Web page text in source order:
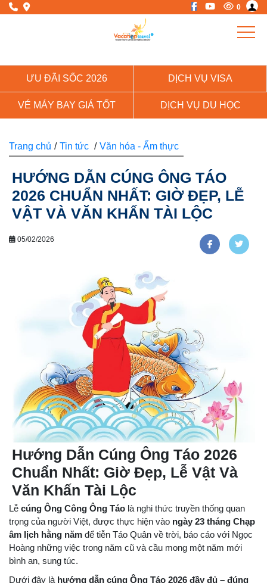
0
ƯU ĐÃI SỐC 2026 DỊCH VỤ VISA
VÉ MÁY BAY GIÁ TỐT DỊCH VỤ DU HỌC
Trang chủ / Tin tức / Văn hóa - Ẩm thực
HƯỚNG DẪN CÚNG ÔNG TÁO
2026 CHUẨN NHẤT: GIỜ ĐẸP, LỄ
VẬT VÀ VĂN KHẤN TÀI LỘC
05/02/2026
Hướng Dẫn Cúng Ông Táo 2026
Chuẩn Nhất: Giờ Đẹp, Lễ Vật Và
Văn Khấn Tài Lộc
Lễ cúng Ông Công Ông Táo là nghi thức truyền thống quan
trọng của người Việt, được thực hiện vào ngày 23 tháng Chạp
âm lịch hằng năm để tiễn Táo Quân về trời, báo cáo với Ngọc
Hoàng những việc trong năm cũ và cầu mong một năm mới
bình an, sung túc.
Dưới đây là hướng dẫn cúng Ông Táo 2026 đầy đủ – đúng